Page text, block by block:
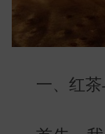
一、红